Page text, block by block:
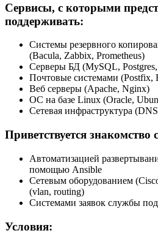
Сервисы, с которыми
поддерживать:
Системы резервного
(Bacula, Zabbix, Prometheus)
Серверы БД (MySQL,
Почтовые системами (Postfix,
Веб серверы (Apache, Nginx)
ОС на базе Linux (Oracle,
Сетевая инфраструктура
Приветствуется знакомство
Автоматизацией
помощью Ansible
Cетевым оборудованием
(vlan, routing)
Системами заявок службы
Условия: